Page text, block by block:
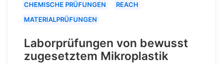
CHEMISCHE PRÜFUNGEN
REACH
MATERIALPRÜFUNGEN
Laborprüfungen von bewusst
zugesetztem Mikroplastik